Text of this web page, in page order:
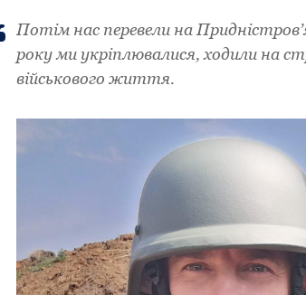
Потім нас перевели на
року ми укріплювалися, ходили на
військового життя.